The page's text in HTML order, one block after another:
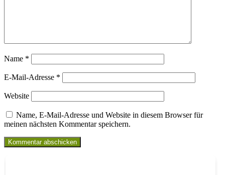
Name *
E-Mail-Adresse *
Website
Name, E-Mail-Adresse und Website in diesem Browser für
meinen nächsten Kommentar speichern.